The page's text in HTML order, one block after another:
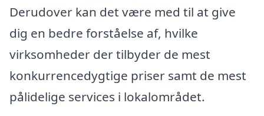
Derudover kan det være med til at give
dig en bedre forståelse af, hvilke
virksomheder der tilbyder de mest
konkurrencedygtige priser samt de mest
pålidelige services i lokalområdet.